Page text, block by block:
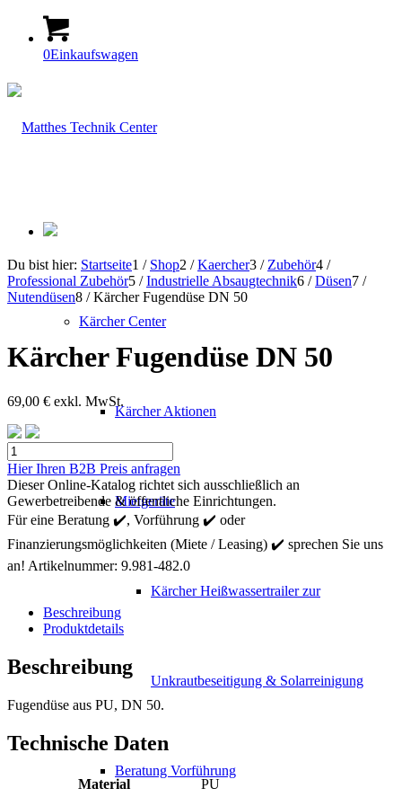
0Einkaufswagen
Kärcher Center
Kärcher Aktionen
Mietgeräte
Kärcher Heißwassertrailer zur
Unkrautbeseitigung & Solarreinigung
Beratung Vorführung
Du bist hier: Startseite1 / Shop2 / Kaercher3 / Zubehör4 /
Professional Zubehör5 / Industrielle Absaugtechnik6 / Düsen7 /
Nutendüsen8 / Kärcher Fugendüse DN 50
Kärcher Fugendüse DN 50
69,00 € exkl. MwSt.
Kärcher
Fugendüse
DN
50
Menge
Hier Ihren B2B Preis anfragen
Dieser Online-Katalog richtet sich ausschließlich an
Gewerbetreibende & öffentliche Einrichtungen.
Für eine Beratung ✔️, Vorführung ✔️ oder
Finanzierungsmöglichkeiten (Miete / Leasing) ✔️ sprechen Sie uns
an! Artikelnummer: 9.981-482.0
Beschreibung
Produktdetails
Beschreibung
Fugendüse aus PU, DN 50.
Technische Daten
Material
PU